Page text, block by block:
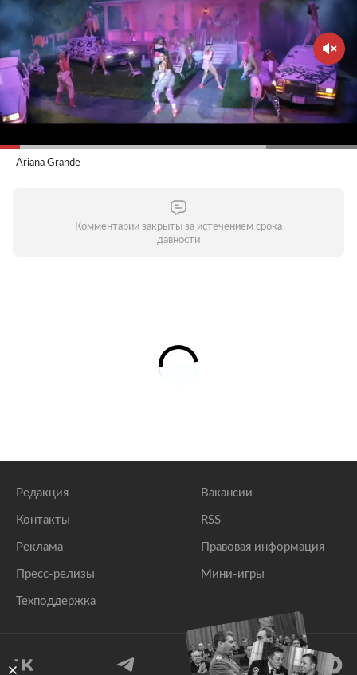
Ariana Grande
Комментарии закрыты за истечением срока
давности
Редакция
Контакты
Реклама
Пресс-релизы
Техподдержка
Вакансии
RSS
Правовая информация
Мини-игры